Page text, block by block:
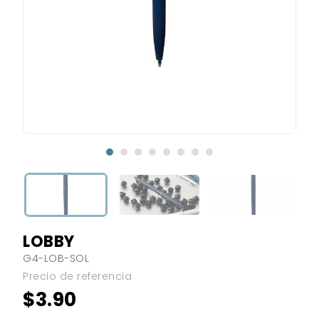
LOBBY
G4-LOB-SOL
Precio de referencia
$3.90